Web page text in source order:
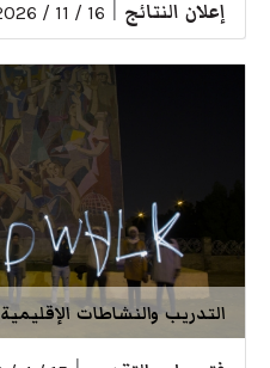
إعلان النتائج 16 / 11 / 2026
التدريب والنشاطات الإقليمية